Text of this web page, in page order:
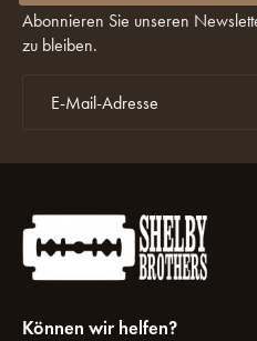
Abonnieren Sie unseren
zu bleiben.
Können wir helfen?